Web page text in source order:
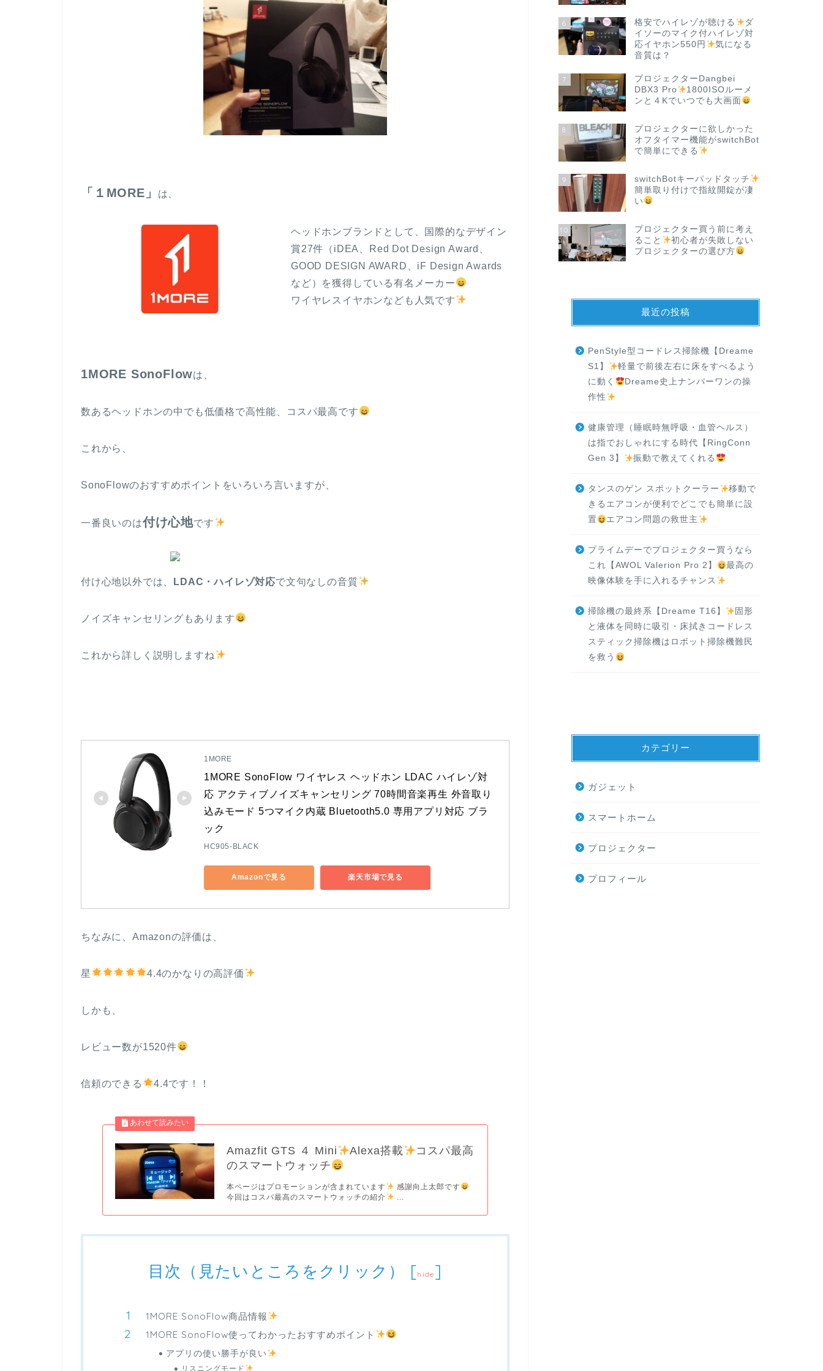
「１MORE」 は、
ヘッドホンブランドとして、国際的なデザイン
賞27件（iDEA、Red Dot Design Award、
GOOD DESIGN AWARD、iF Design Awards
など）を獲得している有名メーカー
ワイヤレスイヤホンなども人気です
1MORE SonoFlowは、
数あるヘッドホンの中でも低価格で高性能、コスパ最高です
これから、
SonoFlowのおすすめポイントをいろいろ言いますが、
一番良いのは付け心地です
付け心地以外では、 LDAC・ハイレゾ対応で文句なしの音質
ノイズキャンセリングもあります
これから詳しく説明しますね
1MORE
1MORE SonoFlow ワイヤレス ヘッドホン LDAC ハイレゾ対
応 アクティブノイズキャンセリング 70時間音楽再生 外音取り
込みモード 5つマイク内蔵 Bluetooth5.0 専用アプリ対応 ブラ
ック
HC905-BLACK
Amazonで見る 楽天市場で見る
ちなみに、Amazonの評価は、
星 4.4のかなりの高評価
しかも、
レビュー数が1520件
信頼のできる 4.4です！！
Amazfit GTS ４ Mini Alexa搭載
コスパ最高
のスマートウォッチ
本ページはプロモーションが含まれています
感謝向上太郎です
今回はコスパ最高のスマートウォッチの紹介
...
目次（見たいところをクリック） [hide ]
1MORE SonoFlow商品情報
1MORE SonoFlow使ってわかったおすすめポイント
アプリの使い勝手が良い
リスニングモード
6 格安でハイレゾが聴ける
ダ
イソーのマイク付ハイレゾ対
応イヤホン550円
気になる
音質は？
7
プロジェクターDangbei
DBX3 Pro
1800ISOルーメ
ンと４Kでいつでも大画面
8
プロジェクターに欲しかった
オフタイマー機能がswitchBot
で簡単にできる
9
switchBotキーパッドタッチ
簡単取り付けで指紋開錠が凄
い
10
プロジェクター買う前に考え
ること
初心者が失敗しない
プロジェクターの選び方
最近の投稿
PenStyle型コードレス掃除機【Dreame
S1】
軽量で前後左右に床をすべるよう
に動く
Dreame史上ナンバーワンの操
作性
健康管理（睡眠時無呼吸・血管ヘルス）
は指でおしゃれにする時代【RingConn
Gen 3】
振動で教えてくれる
タンスのゲン スポットクーラー
移動で
きるエアコンが便利でどこでも簡単に設
置
エアコン問題の救世主
プライムデーでプロジェクター買うなら
これ【AWOL Valerion Pro 2】
最高の
映像体験を手に入れるチャンス
掃除機の最終系【Dreame T16】
固形
と液体を同時に吸引・床拭きコードレス
スティック掃除機はロボット掃除機難民
を救う
カテゴリー
ガジェット
スマートホーム
プロジェクター
プロフィール